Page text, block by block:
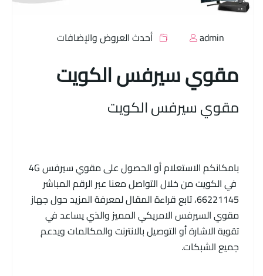
admin أحدث العروض والإضافات
مقوي سيرفس الكويت
مقوي سيرفس الكويت
بامكانكم الاستعلام أو الحصول على مقوي سيرفس 4G
في الكويت من خلال التواصل معنا عبر الرقم المباشر
66221145، تابع قراءة المقال لمعرفة المزيد حول جهاز
مقوي السيرفس الامريكي المميز والذي يساعد في
تقوية الاشارة أو التوصيل بالانترنت والمكالمات ويدعم
جميع الشبكات.